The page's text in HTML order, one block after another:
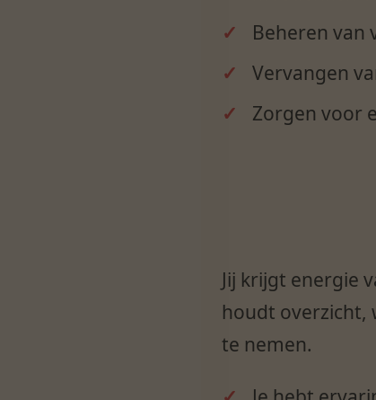
Beheren van
Vervangen
Zorgen voor
Jij krijgt energie
houdt overzicht,
te nemen.